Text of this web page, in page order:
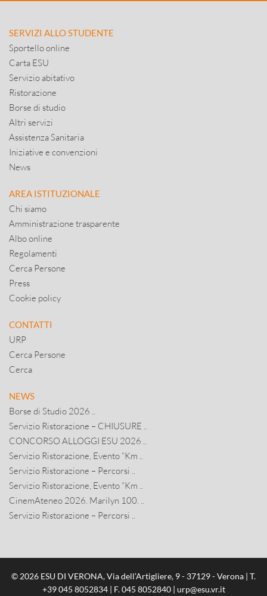
SERVIZI ALLO STUDENTE
Sportello online
Carta ESU
Servizio abitativo
Ristorazione
Borse di studio
Altri servizi
Assistenza Sanitaria
Iniziative e convenzioni
News
AREA ISTITUZIONALE
Chi siamo
Amministrazione trasparente
Albo online
Regolamenti
Cerca Persone
Press
Cookie policy
CONTATTI
URP
Cerca Persone
Cerca
NEWS
Borse di Studio 2026 ..
Servizio Ristorazione – CHIUSURE ..
CONCORSO ALLOGGI ESU 2026 ..
Servizio Ristorazione, Evento “Km ..
Servizio Ristorazione – Percorsi ..
Servizio Ristorazione, Evento “Km ..
CinemAteneo 2026. Marilyn 100. ..
Servizio Ristorazione – Percorsi ..
© 2026 ESU DI VERONA, Via dell’Artigliere, 9 - 37129 - Verona | T.
+39 045 8052834| F. 045 8052840 | urp@esu.vr.it